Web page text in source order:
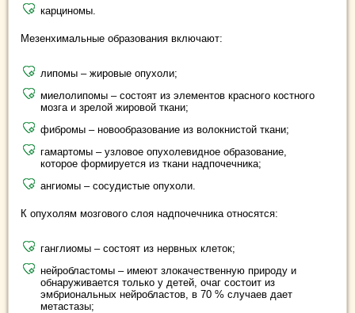
карциномы.
Мезенхимальные образования включают:
липомы – жировые опухоли;
миелолипомы – состоят из элементов красного костного
мозга и зрелой жировой ткани;
фибромы – новообразование из волокнистой ткани;
гамартомы – узловое опухолевидное образование,
которое формируется из ткани надпочечника;
ангиомы – сосудистые опухоли.
К опухолям мозгового слоя надпочечника относятся:
ганглиомы – состоят из нервных клеток;
нейробластомы – имеют злокачественную природу и
обнаруживается только у детей, очаг состоит из
эмбриональных нейробластов, в 70 % случаев дает
метастазы;